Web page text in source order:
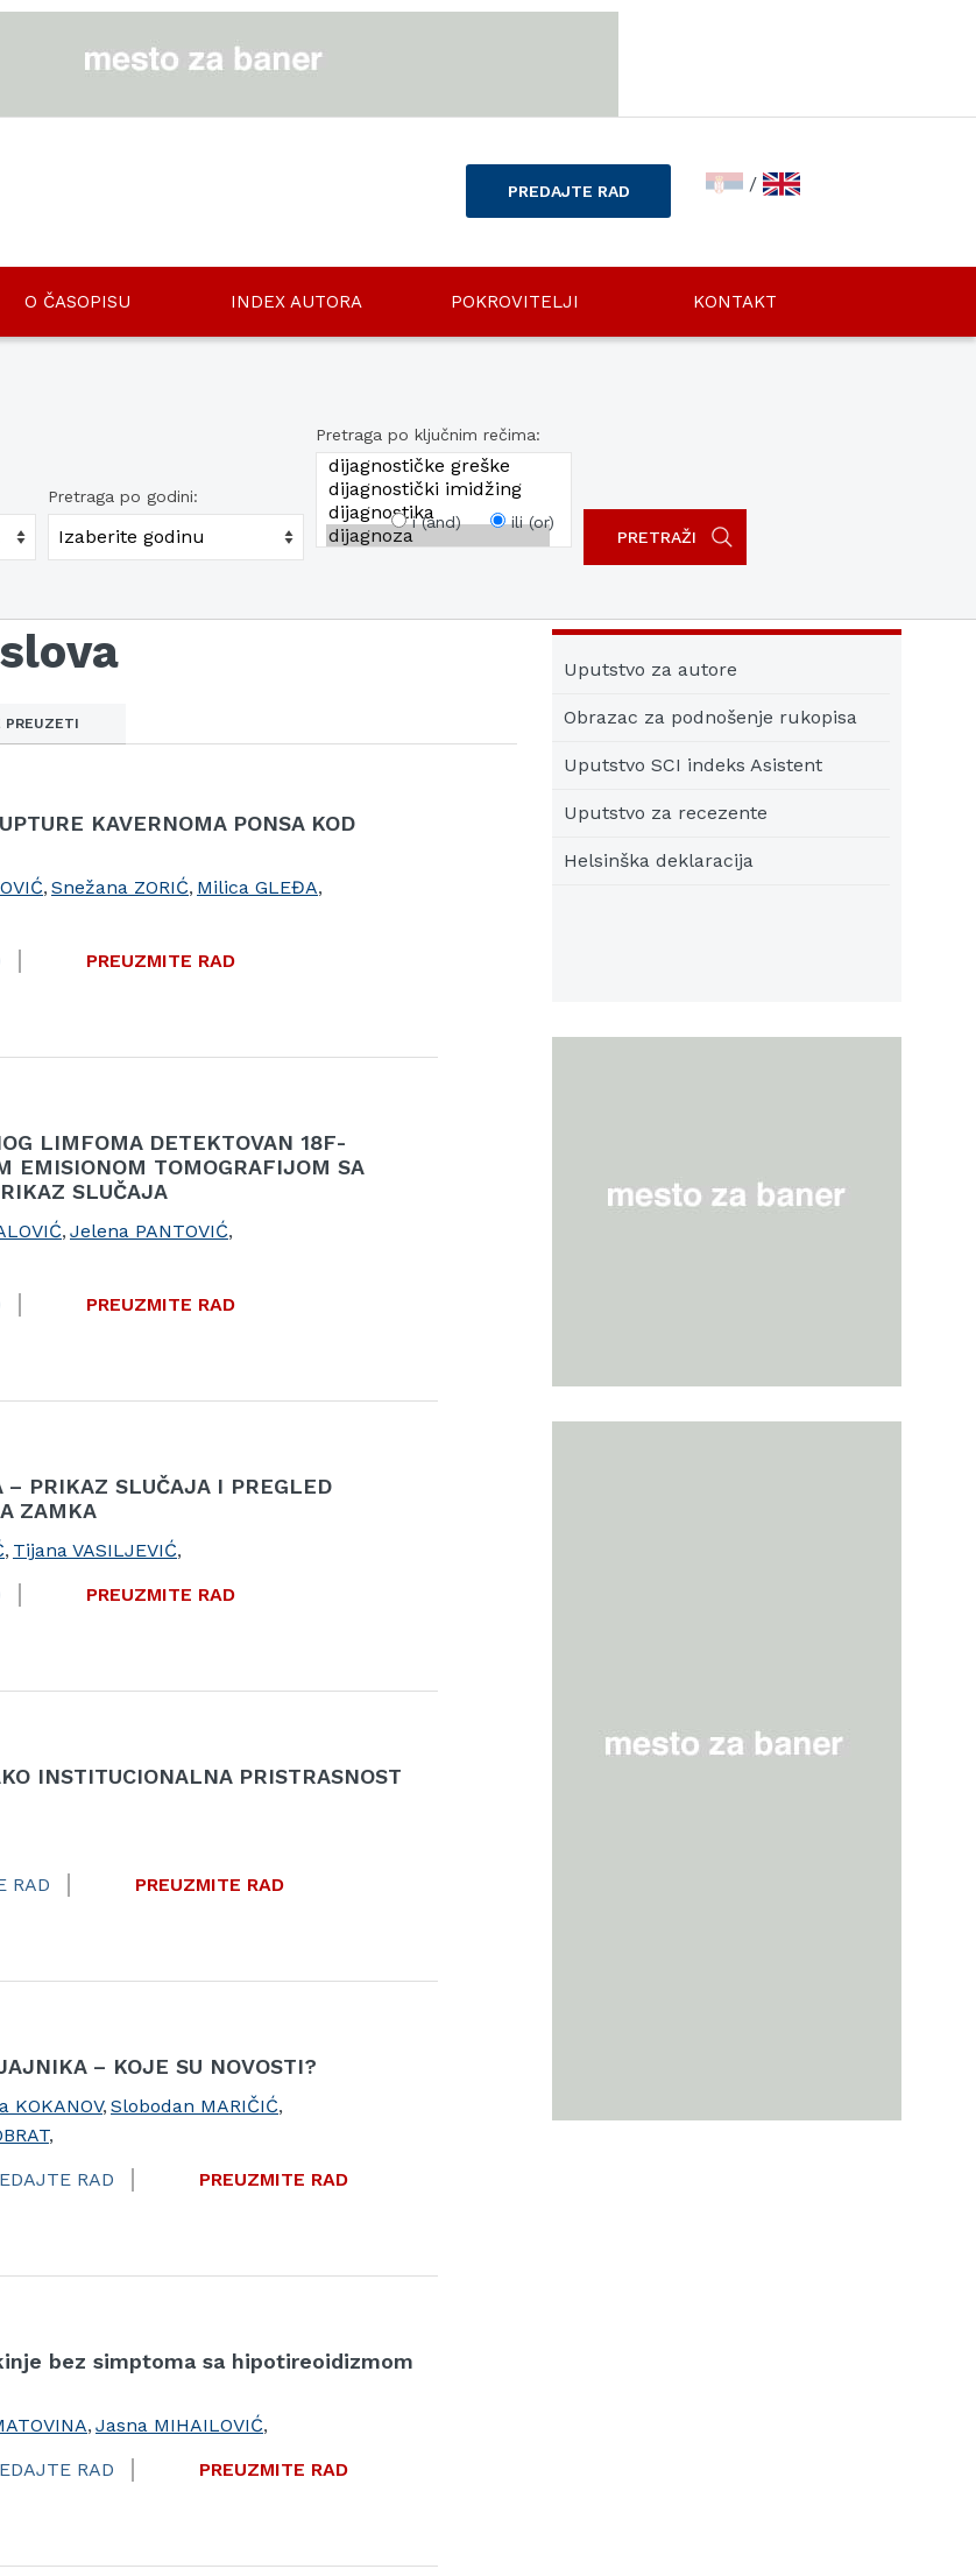
PREDAJTE RAD /
O ČASOPISU INDEX AUTORA POKROVITELJI KONTAKT
Pretraga po godini:
Pretraga po ključnim rečima:
i (and) ili (or)
PREUZETI
KAVERNOMA PONSA KOD
, Snežana ZORIĆ, Milica GLEĐA,
PREUZMITE RAD
LIMFOMA DETEKTOVAN 18F-
EMISIONOM TOMOGRAFIJOM SA
SLUČAJA
, Jelena PANTOVIĆ,
PREUZMITE RAD
– PRIKAZ SLUČAJA I PREGLED
ZAMKA
, Tijana VASILJEVIĆ,
PREUZMITE RAD
INSTITUCIONALNA PRISTRASNOST
RAD PREUZMITE RAD
– KOJE SU NOVOSTI?
KOKANOV, Slobodan MARIČIĆ,
,
RAD PREUZMITE RAD
bez simptoma sa hipotireoidizmom
, Jasna MIHAILOVIĆ,
RAD PREUZMITE RAD
Uputstvo za autore
Obrazac za podnošenje rukopisa
Uputstvo SCI indeks Asistent
Uputstvo za recezente
Helsinška deklaracija